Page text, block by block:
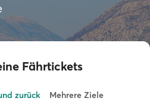
Fährtickets
zurück Mehrere Ziele